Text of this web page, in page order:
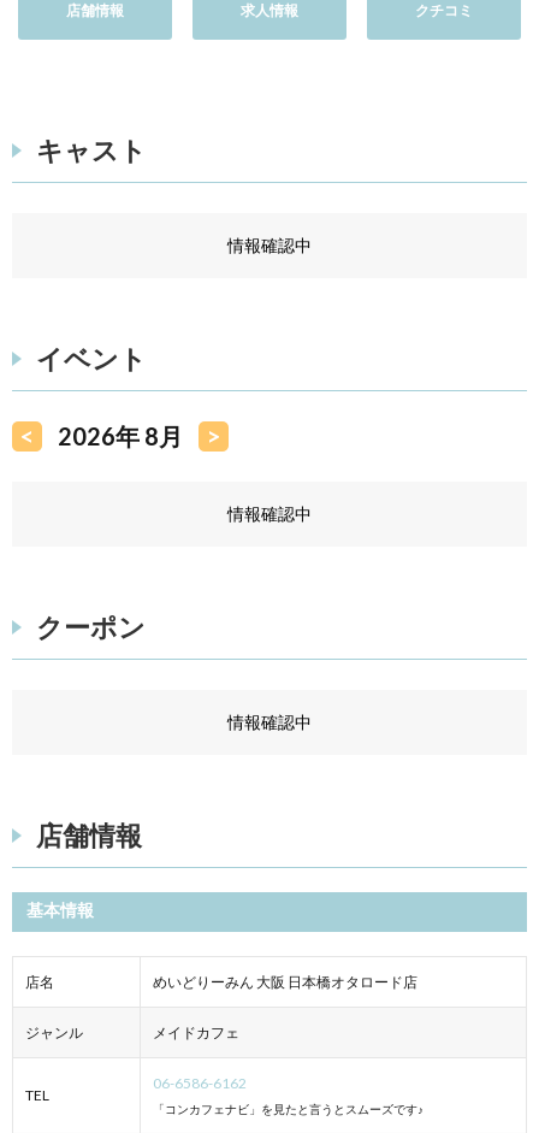
店舗情報 求人情報 クチコミ
キャスト
情報確認中
イベント
< 2026年 8月 >
情報確認中
クーポン
情報確認中
店舗情報
基本情報
店名 めいどりーみん 大阪 日本橋オタロード店
ジャンル メイドカフェ
TEL
06-6586-6162
「コンカフェナビ」を見たと言うとスムーズです♪